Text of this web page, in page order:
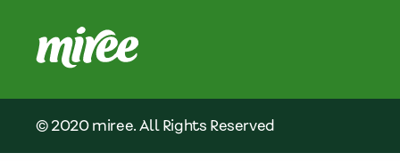
© 2020 miree. All Rights Reserved